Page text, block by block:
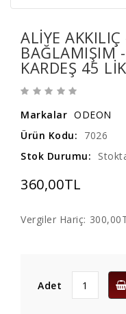
ALIYE AKKILIÇ
BAĞLAMIŞIM
KARDEŞ 45
Markalar ODEON
Ürün Kodu:
7026
Stok Durumu:
360,00TL
Vergiler Hariç:
Adet